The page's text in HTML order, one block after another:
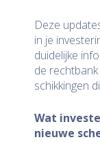
Deze
in je
duidelijke
de
schikkingen
Wat
nieuwe